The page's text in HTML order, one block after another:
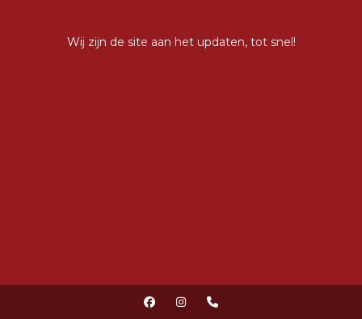
Wij zijn de site aan het updaten, tot snel!